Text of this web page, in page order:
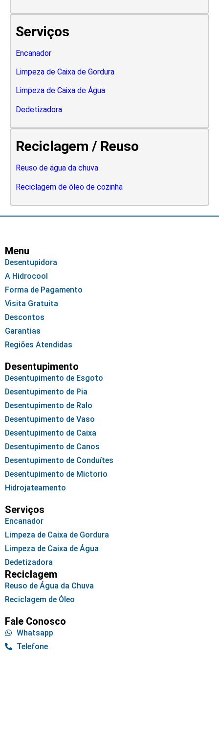
Serviços
Encanador
Limpeza de Caixa de Gordura
Limpeza de Caixa de Água
Dedetizadora
Reciclagem / Reuso
Reuso de água da chuva
Reciclagem de óleo de cozinha
Menu
Desentupidora
A Hidrocool
Forma de Pagamento
Visita Gratuita
Descontos
Garantias
Regiões Atendidas
Desentupimento
Desentupimento de Esgoto
Desentupimento de Pia
Desentupimento de Ralo
Desentupimento de Vaso
Desentupimento de Caixa
Desentupimento de Canos
Desentupimento de Conduítes
Desentupimento de Mictorio
Hidrojateamento
Serviços
Encanador
Limpeza de Caixa de Gordura
Limpeza de Caixa de Água
Dedetizadora
Reciclagem
Reuso de Água da Chuva
Reciclagem de Óleo
Fale Conosco
Whatsapp
Telefone